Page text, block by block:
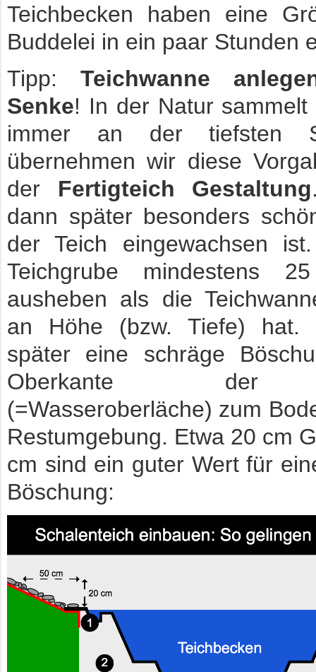
Teichbecken haben eine
Buddelei in ein paar Stunden
Tipp: Teichwanne
Senke! In der Natur sammelt
immer an der tiefsten
übernehmen wir diese
der Fertigteich Gestaltung
dann später besonders
der Teich eingewachsen
Teichgrube mindestens
ausheben als die
an Höhe (bzw. Tiefe) hat.
später eine schräge
Oberkante der
(=Wasseroberläche) zum
Restumgebung. Etwa 20 cm
cm sind ein guter Wert für
Böschung: